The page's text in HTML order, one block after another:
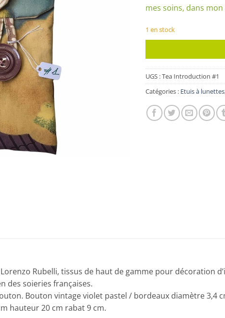
mes soins, dans
1 en stock
UGS :Tea Introduction #1
Catégories : Etuis à lunettes
Rubelli, tissus de haut de gamme pour décoration
des soieries françaises.
Bouton vintage violet pastel / bordeaux diamètre 3,4
hauteur 20 cm rabat 9 cm.